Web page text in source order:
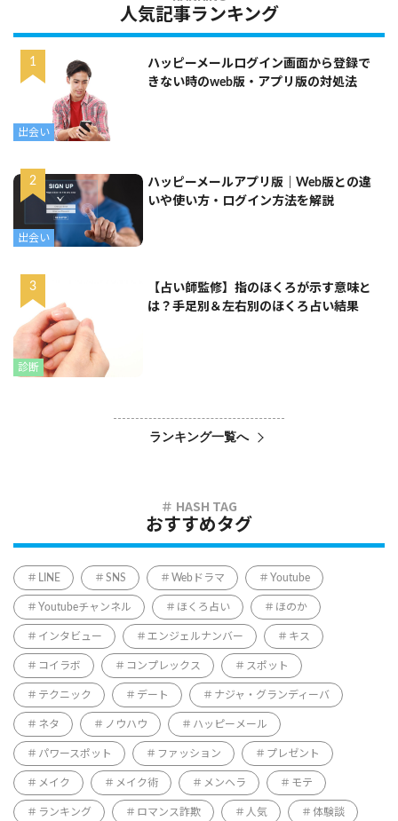
人気記事ランキング
出会い
ハッピーメールログイン画面から登録で
きない時のweb版・アプリ版の対処法
出会い
ハッピーメールアプリ版｜Web版との違
いや使い方・ログイン方法を解説
診断
【占い師監修】指のほくろが示す意味と
は？手足別＆左右別のほくろ占い結果
ランキング一覧へ
おすすめタグ
LINE SNS Webドラマ Youtube
Youtubeチャンネル ほくろ占い ほのか
インタビュー エンジェルナンバー キス
コイラボ コンプレックス スポット
テクニック デート ナジャ・グランディーバ
ネタ ノウハウ ハッピーメール
パワースポット ファッション プレゼント
メイク メイク術 メンヘラ モテ
ランキング ロマンス詐欺 人気 体験談